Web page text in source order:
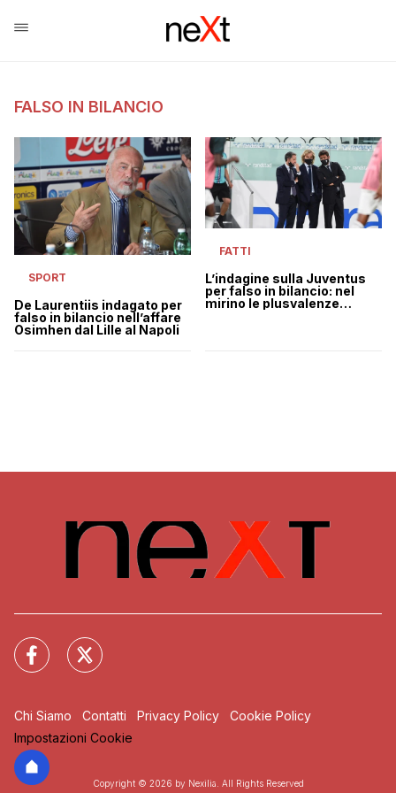
FALSO IN BILANCIO
SPORT
De Laurentiis indagato per
falso in bilancio nell’affare
Osimhen dal Lille al Napoli
FATTI
L’indagine sulla Juventus
per falso in bilancio: nel
mirino le plusvalenze
Chi Siamo Contatti Privacy Policy
Cookie Policy
Impostazioni Cookie
Copyright © 2026 by Nexilia. All Rights Reserved